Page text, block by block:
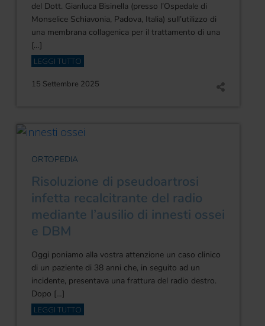
del Dott. Gianluca Bisinella (presso l’Ospedale di
Monselice Schiavonia, Padova, Italia) sull’utilizzo di
una membrana collagenica per il trattamento di una
[…]
LEGGI TUTTO
15 Settembre 2025
ORTOPEDIA
Risoluzione di pseudoartrosi
infetta recalcitrante del radio
mediante l’ausilio di innesti ossei
e DBM
Oggi poniamo alla vostra attenzione un caso clinico
di un paziente di 38 anni che, in seguito ad un
incidente, presentava una frattura del radio destro.
Dopo […]
LEGGI TUTTO